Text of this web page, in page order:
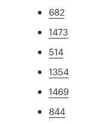
682
1473
514
1354
1469
844